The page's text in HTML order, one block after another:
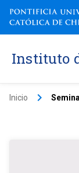
Instituto
Inicio keyboard_arrow_right